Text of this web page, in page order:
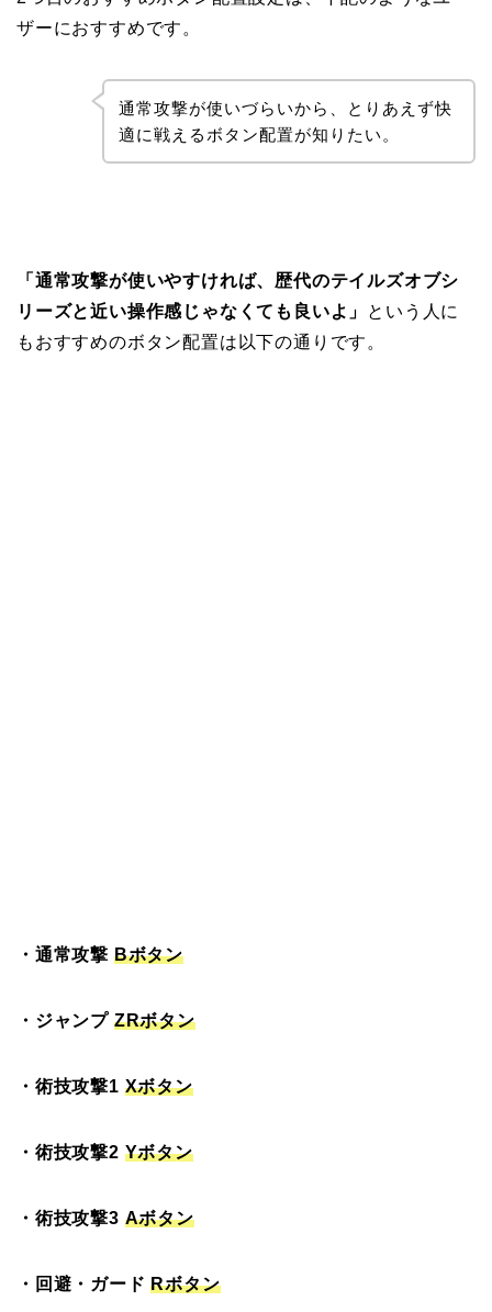
ザーにおすすめです。
通常攻撃が使いづらいから、とりあえず快
適に戦えるボタン配置が知りたい。
「通常攻撃が使いやすければ、歴代のテイルズオブシ
リーズと近い操作感じゃなくても良いよ」
という人に
もおすすめのボタン配置は以下の通りです。
・通常攻撃 Bボタン
・ジャンプ ZRボタン
・術技攻撃1 Xボタン
・術技攻撃2 Yボタン
・術技攻撃3 Aボタン
・回避・ガードRボタン